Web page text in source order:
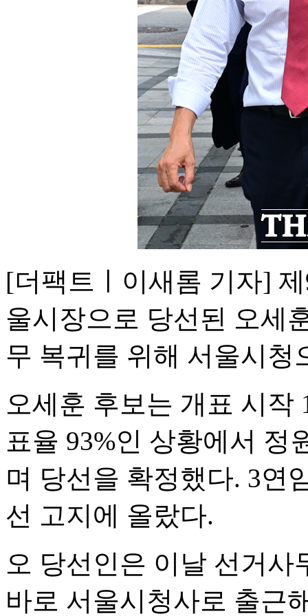
[더팩트ㅣ이새롬 기자]
울시장으로 당선된 오세
무 복귀를 위해 서울시청
오세훈 후보는 개표 시작
표율 93%인 상황에서 정
며 당선을 확정했다. 3연
선 고지에 올랐다.
오 당선인은 이날 선거사
바로 서울시청사로 출근